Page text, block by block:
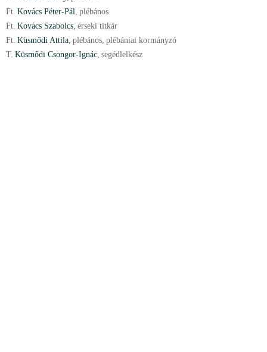
Ft. Kovács Péter-Pál, plébános
Ft. Kovács Szabolcs, érseki titkár
Ft. Küsmődi Attila, plébános, plébániai kormányzó
T. Küsmődi Csongor-Ignác, segédlelkész